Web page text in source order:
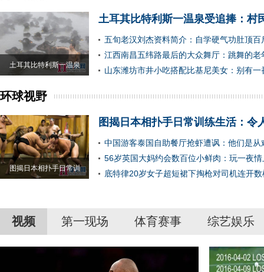
土耳其比特利斯一温泉
土耳其比特利斯一温泉受追捧：村
五旬老汉刘杰资料简介：自学硬气功肚顶百
江西南昌五纬路最后的大众舞厅：跳舞的老
山东潍坊市井小吃搭配比基尼美女：别有一
环球视野
图揭日本相扑手日常训
图揭日本相扑手日常训练生活：令
中国游客泰国自助餐厅抢虾遭讽：他们是从
56岁英国大妈约会数百位小鲜肉：玩一夜情
底特律20岁女子超短裙下掏枪对司机连开数
视频 第一现场 体育赛事 综艺娱乐